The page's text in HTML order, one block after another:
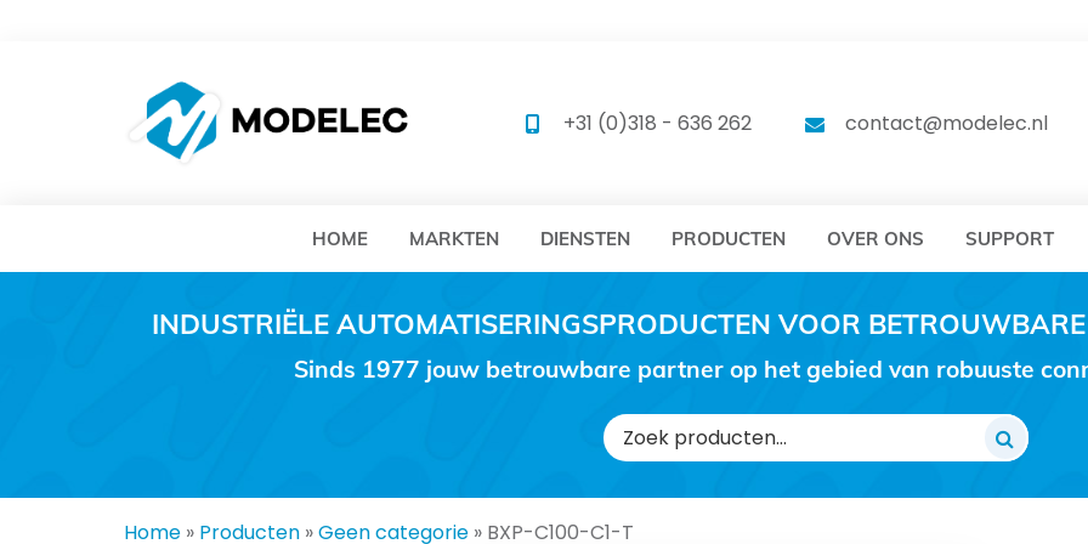
MODELEC MODELEC
+31 (0)318 - 636 262 contact@modelec.nl
HOME MARKTEN DIENSTEN PRODUCTEN OVER ONS SUPPORT
INDUSTRIËLE AUTOMATISERINGSPRODUCTEN VOOR
Sinds 1977 jouw betrouwbare partner op het gebied van robuuste
Zoeken
naar:
Home » Producten »Geen categorie » BXP-C100-C1-T